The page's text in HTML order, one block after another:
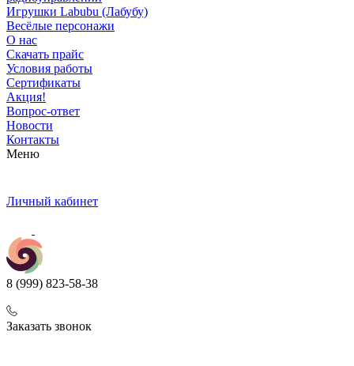
Игрушки Labubu (Лабубу)
Весёлые персонажи
О нас
Скачать прайс
Условия работы
Сертификаты
Акция!
Вопрос-ответ
Новости
Контакты
Меню
Личный кабинет
8 (999) 823-58-38
Заказать звонок